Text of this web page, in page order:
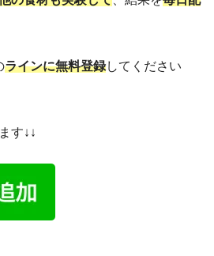
ラインに無料登録してください
す↓↓